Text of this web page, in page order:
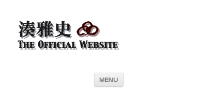
湊雅史オフィシャル・ウェブサイト＜
Masafumi Minato THE
OFFICIAL WEBSITE＞
ウェブサイトです
MENU